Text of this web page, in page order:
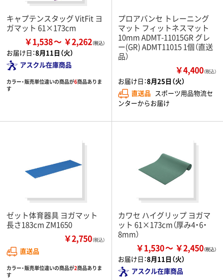
キャプテンスタッグ VitFit ヨ
ガマット 61×173cm
￥1,538 ￥2,262
お届け日：8月11日（火）
アスクル在庫商品
カラー・販売単位違いの商品が6商品ありま
す
プロアバンセ トレーニング
マット フィットネスマット
10mm ADMT-11015GR グレ
ー(GR) ADMT11015 1個（直送
品）
￥4,400（税込）
お届け日：8月25日（火）
直送品 スポーツ用品物流セ
ンターからお届け
ゼット体育器具 ヨガマット
長さ183cm ZM1650
￥2,750（税込）
直送品
カラー・販売単位違いの商品が2商品ありま
す
カワセ ハイグリップ ヨガマ
ット 61×173cm（厚み4・6・
8mm）
￥1,530 ￥2,450
お届け日：8月11日（火）
アスクル在庫商品